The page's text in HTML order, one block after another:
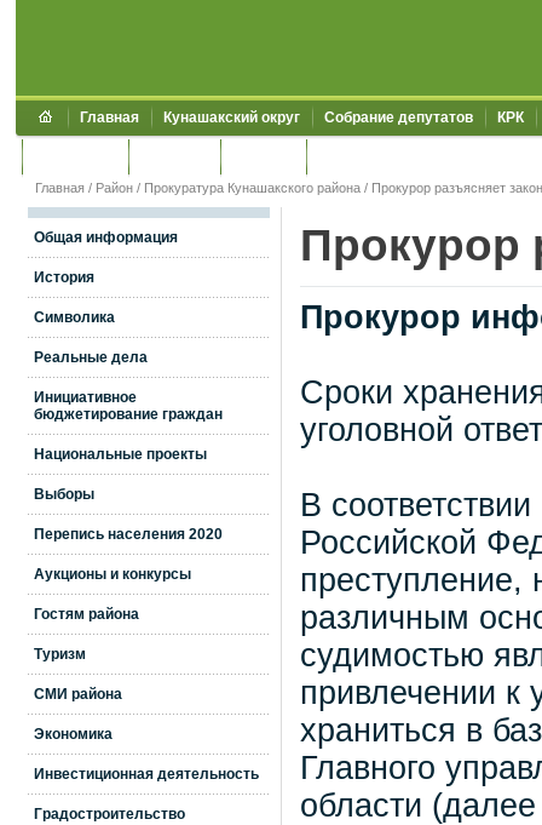
Главная Кунашакский округ Собрание депутатов КРК
Главная / Район / Прокуратура Кунашакского района / Прокурор разъясняет закон
Общая информация
История
Символика
Реальные дела
Инициативное
бюджетирование граждан
Национальные проекты
Выборы
Перепись населения 2020
Аукционы и конкурсы
Гостям района
Туризм
СМИ района
Экономика
Инвестиционная деятельность
Градостроительство
Прокурор
Прокурор
Сроки
уголовной
В
Российской
преступление,
различным
судимостью
привлечении к
храниться в
Главного
области